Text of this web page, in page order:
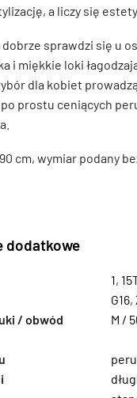
a liczy się
dobrze sprawdzi się u
i miękkie loki
dla kobiet
prostu ceniących
cm, wymiar podany
dodatkowe
1,
G16,
/ obwód
M /